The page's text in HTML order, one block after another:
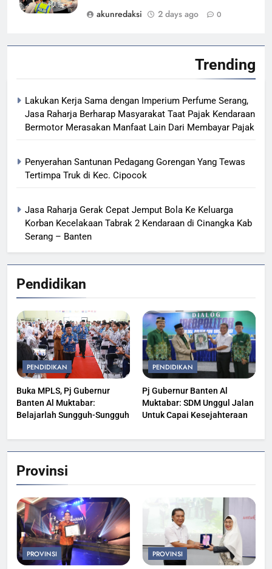
akunredaksi
2 days ago 0
Trending
Lakukan Kerja Sama dengan Imperium Perfume Serang,
Jasa Raharja Berharap Masyarakat Taat Pajak Kendaraan
Bermotor Merasakan Manfaat Lain Dari Membayar Pajak
Penyerahan Santunan Pedagang Gorengan Yang Tewas
Tertimpa Truk di Kec. Cipocok
Jasa Raharja Gerak Cepat Jemput Bola Ke Keluarga
Korban Kecelakaan Tabrak 2 Kendaraan di Cinangka Kab
Serang – Banten
Pendidikan
PENDIDIKAN
Buka MPLS, Pj Gubernur
Banten Al Muktabar:
Belajarlah Sungguh-Sungguh
PENDIDIKAN
Pj Gubernur Banten Al
Muktabar: SDM Unggul Jalan
Untuk Capai Kesejahteraan
Provinsi
PROVINSI PROVINSI